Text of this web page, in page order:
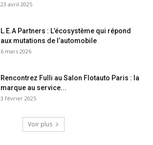
23 avril 2025
L.E.A Partners : L’écosystème qui répond
aux mutations de l’automobile
6 mars 2026
Rencontrez Fulli au Salon Flotauto Paris : la
marque au service...
3 février 2025
Voir plus